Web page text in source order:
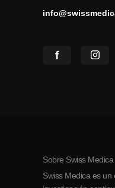
Sobre Swiss Medica
Swiss Medica es